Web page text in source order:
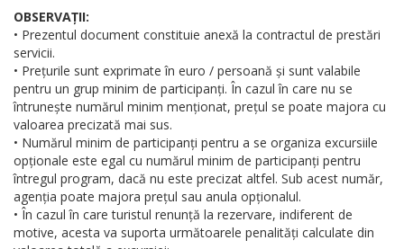
OBSERVAȚII:
• Prezentul document constituie anexă la contractul de prestări
servicii.
• Prețurile sunt exprimate în euro / persoană și sunt valabile
pentru un grup minim de participanți. În cazul în care nu se
întrunește numărul minim menționat, prețul se poate majora cu
valoarea precizată mai sus.
• Numărul minim de participanți pentru a se organiza excursiile
opționale este egal cu numărul minim de participanți pentru
întregul program, dacă nu este precizat altfel. Sub acest număr,
agenția poate majora prețul sau anula opționalul.
• În cazul în care turistul renunță la rezervare, indiferent de
motive, acesta va suporta următoarele penalități calculate din